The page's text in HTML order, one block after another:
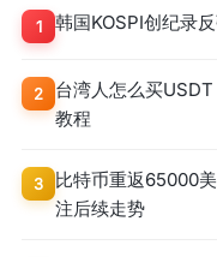
1 韩国KOSPI创纪录
2
台湾人怎么买
教程
3
比特币重返65000
注后续走势